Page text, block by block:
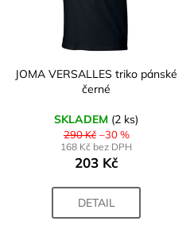
JOMA VERSALLES triko pánské
černé
SKLADEM (2 ks)
290 Kč –30 %
168 Kč bez DPH
203 Kč
DETAIL